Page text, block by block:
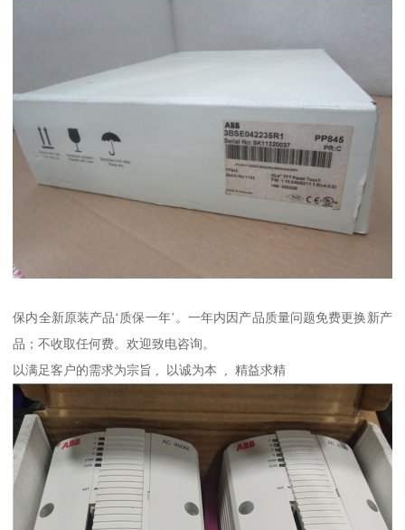
保内全新原装产品‘质保一年’。一年内因产品质量问题免费更换新产
品；不收取任何费。欢迎致电咨询。
以满足客户的需求为宗旨 , 以诚为本 , 精益求精